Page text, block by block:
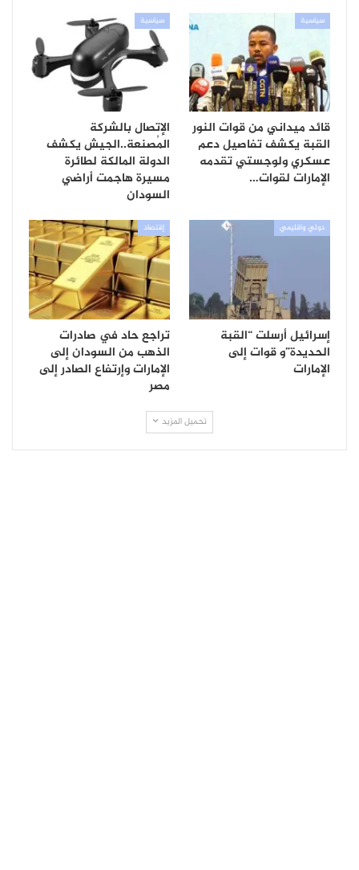
سياسية
قائد ميداني من قوات النور
القبة يكشف تفاصيل دعم
عسكري ولوجستي تقدمه
الإمارات لقوات…
سياسية
الإتصال بالشركة
المُصنعة..الجيش يكشف
الدولة المالكة لطائرة
مسيرة هاجمت أراضي
السودان
دولي واقليمي
إسرائيل أرسلت “القبة
الحديدة”و قوات إلى
الإمارات
إقتصاد
تراجع حاد في صادرات
الذهب من السودان إلى
الإمارات وإرتفاع الصادر إلى
مصر
تحميل المزيد